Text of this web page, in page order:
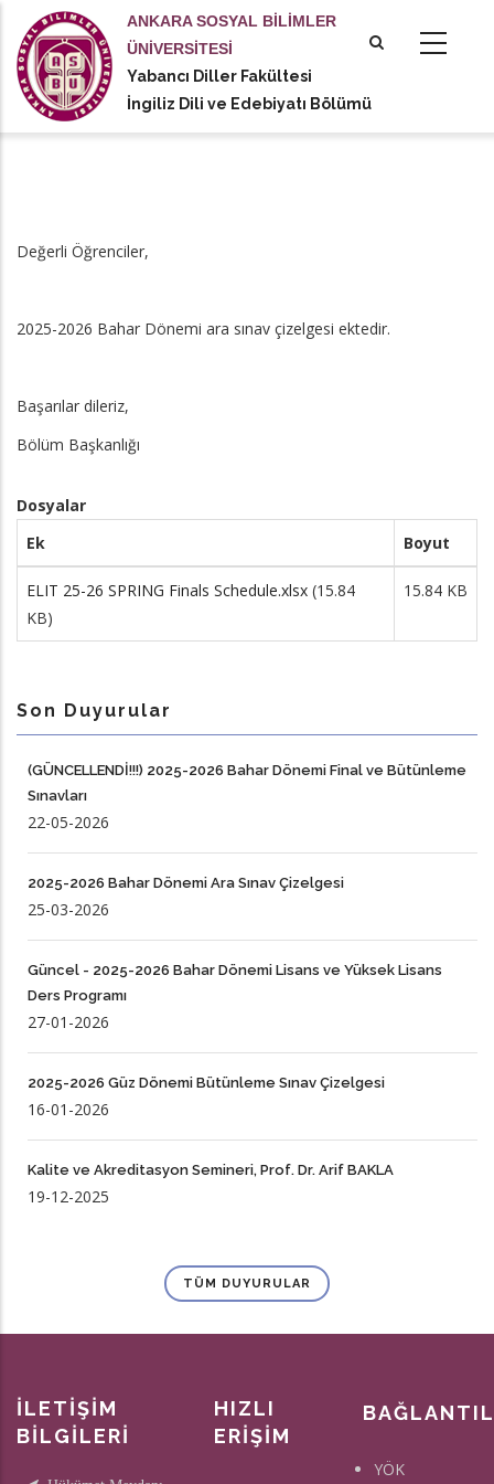
içeriğe
atla
ANKARA SOSYAL BİLİMLER
ÜNİVERSİTESİ
Yabancı Diller Fakültesi
İngiliz Dili ve Edebiyatı Bölümü
actions
Değerli Öğrenciler,
2025-2026 Bahar Dönemi ara sınav çizelgesi ektedir.
Başarılar dileriz,
Bölüm Başkanlığı
Dosyalar
Ek
Boyut
ELIT 25-26 SPRING Finals Schedule.xlsx (15.84
KB)
15.84 KB
Son Duyurular
(GÜNCELLENDİ!!!) 2025-2026 Bahar Dönemi Final ve Bütünleme
Sınavları
22-05-2026
2025-2026 Bahar Dönemi Ara Sınav Çizelgesi
25-03-2026
Güncel - 2025-2026 Bahar Dönemi Lisans ve Yüksek Lisans
Ders Programı
27-01-2026
2025-2026 Güz Dönemi Bütünleme Sınav Çizelgesi
16-01-2026
Kalite ve Akreditasyon Semineri, Prof. Dr. Arif BAKLA
19-12-2025
TÜM DUYURULAR
İLETİŞİM
BİLGİLERİ
HIZLI
ERİŞİM
YÖK